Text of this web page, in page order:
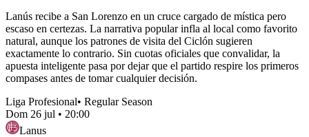
Lanús recibe a San Lorenzo en un cruce cargado de mística pero
escaso en certezas. La narrativa popular infla al local como favorito
natural, aunque los patrones de visita del Ciclón sugieren
exactamente lo contrario. Sin cuotas oficiales que convalidar, la
apuesta inteligente pasa por dejar que el partido respire los primeros
compases antes de tomar cualquier decisión.
Liga Profesional• Regular Season
Dom 26 jul • 20:00
Lanus